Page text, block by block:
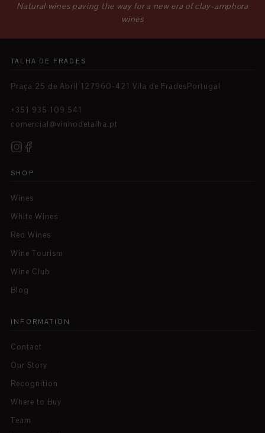
Natural wines paving the way for a new era of clay-amphora
wines
TALHA DE FRADES
Praça 25 de Abril 127960-421 Vila de FradesPortugal
+351 935 109 541
comercial@vinhodetalha.pt
SHOP
Wines
White Wines
Red Wines
Wine Tourism
Wine Club
Blog
INFORMATION
Contact
Our Story
Recognition
Where to Buy
Team